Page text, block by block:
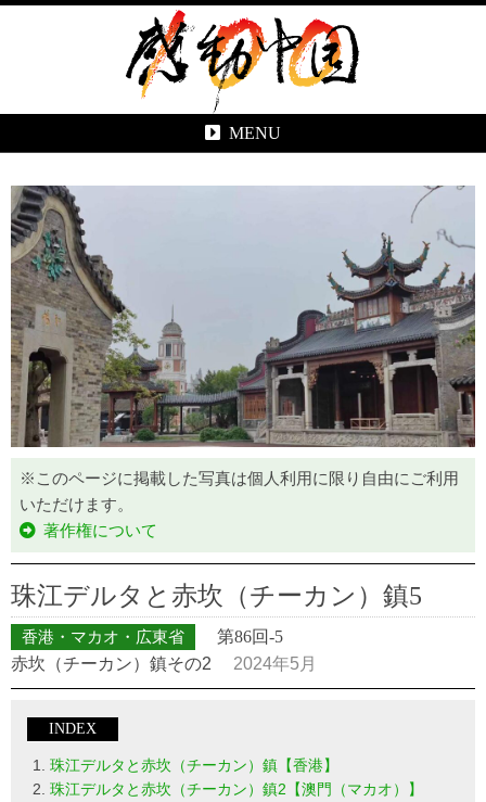
MENU
※このページに掲載した写真は個人利用に限り自由にご利用
いただけます。
著作権について
珠江デルタと赤坎（チーカン）鎮5
香港・マカオ・広東省
第86回-5
赤坎（チーカン）鎮その2
2024年5月
INDEX
珠江デルタと赤坎（チーカン）鎮【香港】
珠江デルタと赤坎（チーカン）鎮2【澳門（マカオ）】